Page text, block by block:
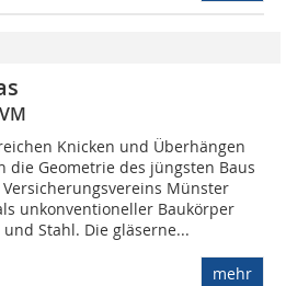
Knicken und Überhängen
die Geometrie des jüngsten Baus
Versicherungsvereins Münster
unkonventioneller Baukörper
und Stahl. Die gläserne...
mehr